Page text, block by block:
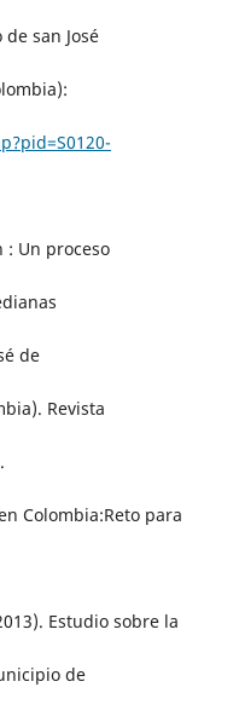
san José
: Un proceso
de
Revista
Colombia:Reto para
Estudio sobre la
de